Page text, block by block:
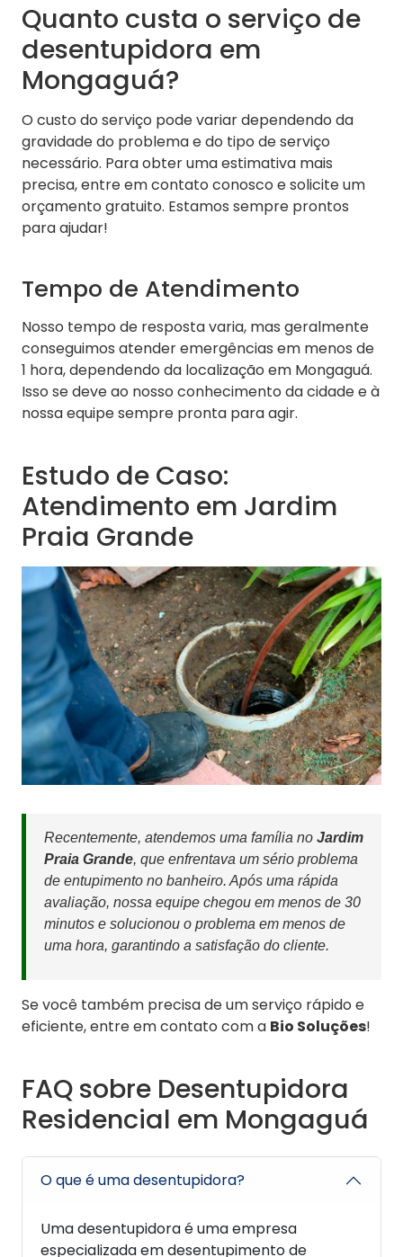
Quanto custa o serviço de
desentupidora em
Mongaguá?
O custo do serviço pode variar dependendo da
gravidade do problema e do tipo de serviço
necessário. Para obter uma estimativa mais
precisa, entre em contato conosco e solicite um
orçamento gratuito. Estamos sempre prontos
para ajudar!
Tempo de Atendimento
Nosso tempo de resposta varia, mas geralmente
conseguimos atender emergências em menos de
1 hora, dependendo da localização em Mongaguá.
Isso se deve ao nosso conhecimento da cidade e à
nossa equipe sempre pronta para agir.
Estudo de Caso:
Atendimento em Jardim
Praia Grande
Recentemente, atendemos uma família no Jardim
Praia Grande, que enfrentava um sério problema
de entupimento no banheiro. Após uma rápida
avaliação, nossa equipe chegou em menos de 30
minutos e solucionou o problema em menos de
uma hora, garantindo a satisfação do cliente.
Se você também precisa de um serviço rápido e
eficiente, entre em contato com a Bio Soluções!
FAQ sobre Desentupidora
Residencial em Mongaguá
O que é uma desentupidora?
Uma desentupidora é uma empresa
especializada em desentupimento de